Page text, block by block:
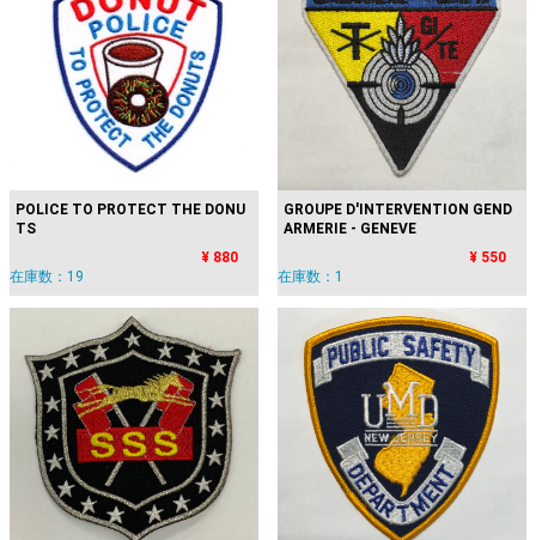
POLICE TO PROTECT THE DONU
TS
¥ 880
在庫数：19
GROUPE D'INTERVENTION GEND
ARMERIE - GENEVE
¥ 550
在庫数：1